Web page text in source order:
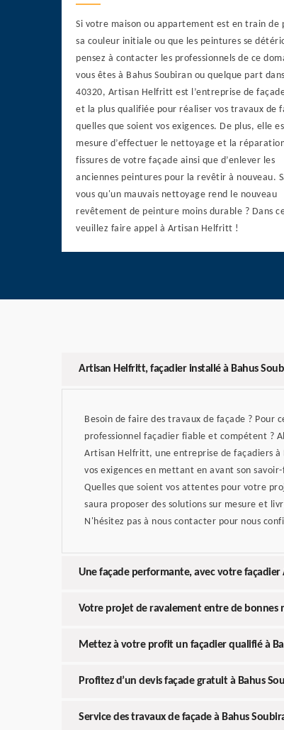
Si votre maison ou appartement est en train de
sa couleur initiale ou que les peintures se
pensez à contacter les professionnels de ce
vous êtes à Bahus Soubiran ou quelque part
40320, Artisan Helfritt est l’entreprise de
et la plus qualifiée pour réaliser vos travaux de
quelles que soient vos exigences. De plus, elle
mesure d’effectuer le nettoyage et la
fissures de votre façade ainsi que d’enlever les
anciennes peintures pour la revêtir à nouveau.
vous qu'un mauvais nettoyage rend le nouveau
revêtement de peinture moins durable ? Dans
veuillez faire appel à Artisan Helfritt !
Artisan Helfritt, façadier installé à Bahus
Besoin de faire des travaux de façade ? Pour
professionnel façadier fiable et compétent ?
Artisan Helfritt, une entreprise de façadiers à
vos exigences en mettant en avant son
Quelles que soient vos attentes pour votre
saura proposer des solutions sur mesure et
N'hésitez pas à nous contacter pour nous
Une façade performante, avec votre
Votre projet de ravalement entre de bonnes
Mettez à votre profit un façadier qualifié à
Profitez d’un devis façade gratuit à Bahus
Service des travaux de façade à Bahus